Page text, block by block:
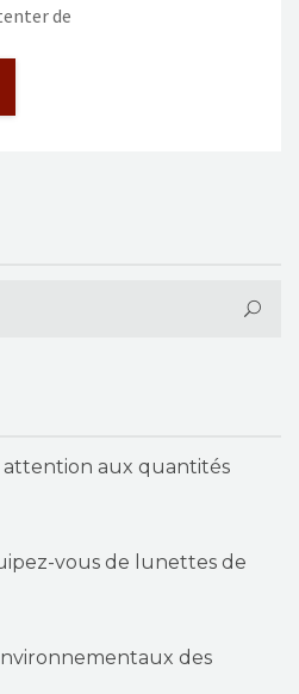
de
attention aux quantités
vous de lunettes de
des